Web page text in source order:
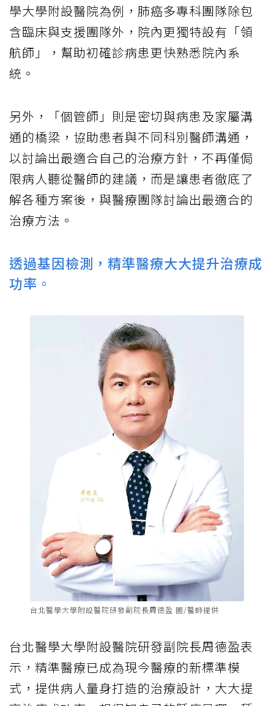
學大學附設醫院為例，肺癌多專科團隊除包
含臨床與支援團隊外，院內更獨特設有「領
航師」，幫助初確診病患更快熟悉院內系
統。
另外，「個管師」則是密切與病患及家屬溝
通的橋梁，協助患者與不同科別醫師溝通，
以討論出最適合自己的治療方針，不再僅侷
限病人聽從醫師的建議，而是讓患者徹底了
解各種方案後，與醫療團隊討論出最適合的
治療方法。
透過基因檢測，精準醫療大大提升治療成
功率。
台北醫學大學附設醫院研發副院長周德盈 圖/醫師提供
台北醫學大學附設醫院研發副院長周德盈表
示，精準醫療已成為現今醫療的新標準模
式，提供病人量身打造的治療設計，大大提